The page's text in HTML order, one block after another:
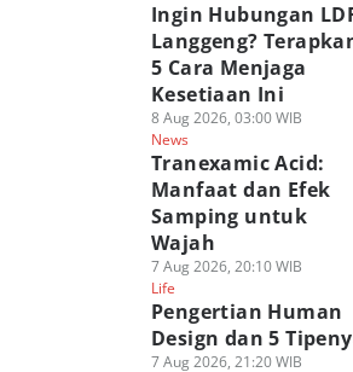
Ingin Hubungan
Langgeng?
5 Cara Menjaga
Kesetiaan Ini
8 Aug 2026, 03:00 WIB
News
Tranexamic Acid:
Manfaat dan Efek
Samping untuk
Wajah
7 Aug 2026, 20:10 WIB
Life
Pengertian Human
Design dan 5
7 Aug 2026, 21:20 WIB